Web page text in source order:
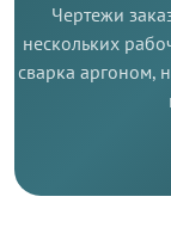
Чертежи
нескольких
сварка аргоном,